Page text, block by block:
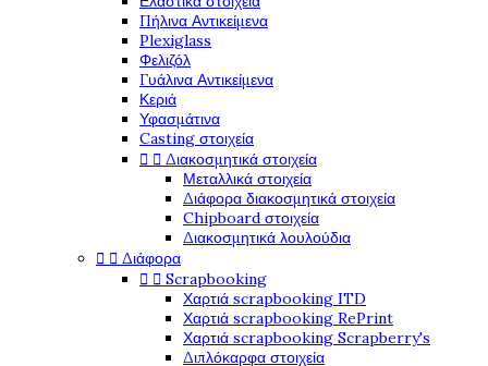
Πήλινα Αντικείμενα
Plexiglass
Φελιζόλ
Γυάλινα Αντικείμενα
Κεριά
Υφασμάτινα
Casting στοιχεία
  Διακοσμητικά στοιχεία
Μεταλλικά στοιχεία
Διάφορα διακοσμητικά στοιχεία
Chipboard στοιχεία
Διακοσμητικά λουλούδια
  Διάφορα
  Scrapbooking
Χαρτιά scrapbooking ITD
Χαρτιά scrapbooking RePrint
Χαρτιά scrapbooking Scrapberry's
Διπλόκαρφα στοιχεία